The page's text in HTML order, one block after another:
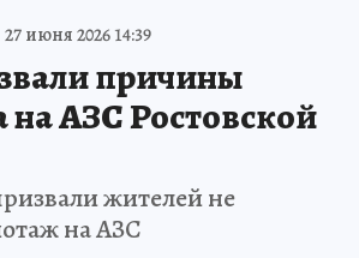
27 июня 2026 14:39
причины
АЗС Ростовской
жителей не
на АЗС